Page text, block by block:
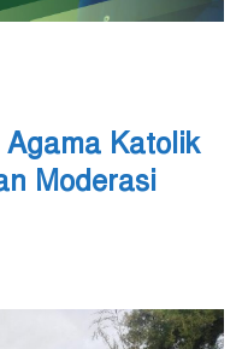
Agama Katolik
Moderasi